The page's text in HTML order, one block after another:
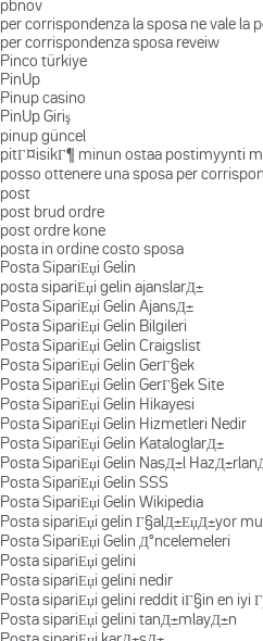
pbnov
per corrispondenza la sposa ne vale la
per corrispondenza sposa reveiw
Pinco türkiye
PinUp
Pinup casino
PinUp Giriş
pinup güncel
pitГ¤isikГ¶ minun ostaa postimyynti
posso ottenere una sposa per
post
post brud ordre
post ordre kone
posta in ordine costo sposa
Posta SipariЕџi Gelin
posta sipariЕџi gelin ajanslarД±
Posta SipariЕџi Gelin AjansД±
Posta SipariЕџi Gelin Bilgileri
Posta SipariЕџi Gelin Craigslist
Posta SipariЕџi Gelin GerГ§ek
Posta SipariЕџi Gelin GerГ§ek Site
Posta SipariЕџi Gelin Hikayesi
Posta SipariЕџi Gelin Hizmetleri Nedir
Posta SipariЕџi Gelin KataloglarД±
Posta SipariЕџi Gelin NasД±l
Posta SipariЕџi Gelin SSS
Posta SipariЕџi Gelin Wikipedia
Posta sipariЕџi gelin Г§alД±ЕџД±yor
Posta SipariЕџi Gelin Д°ncelemeleri
Posta sipariЕџi gelini
Posta sipariЕџi gelini nedir
Posta sipariЕџi gelini reddit iГ§in en iyi
Posta sipariЕџi gelini tanД±mlayД±n